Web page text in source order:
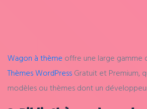
Wagon à thème offre une large gamme
Thèmes WordPress Gratuit et Premium,
modèles ou thèmes dont un